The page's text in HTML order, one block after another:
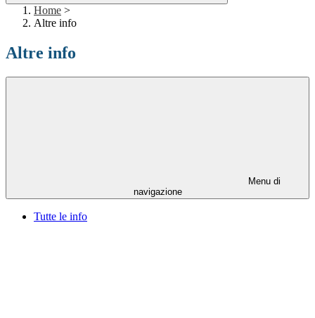
Home >
Altre info
Altre info
Menu di
navigazione
Tutte le info